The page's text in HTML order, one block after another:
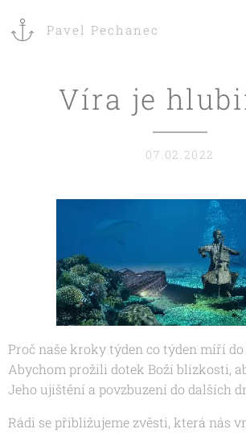
Pavel Pechanec
Víra je
07.02.2022
Proč naše kroky týden co týden míří
Abychom prožili dotek Boží blízkosti,
Jeho ujištění a povzbuzení do dalších
Rádi se přibližujeme zvěsti, která nás